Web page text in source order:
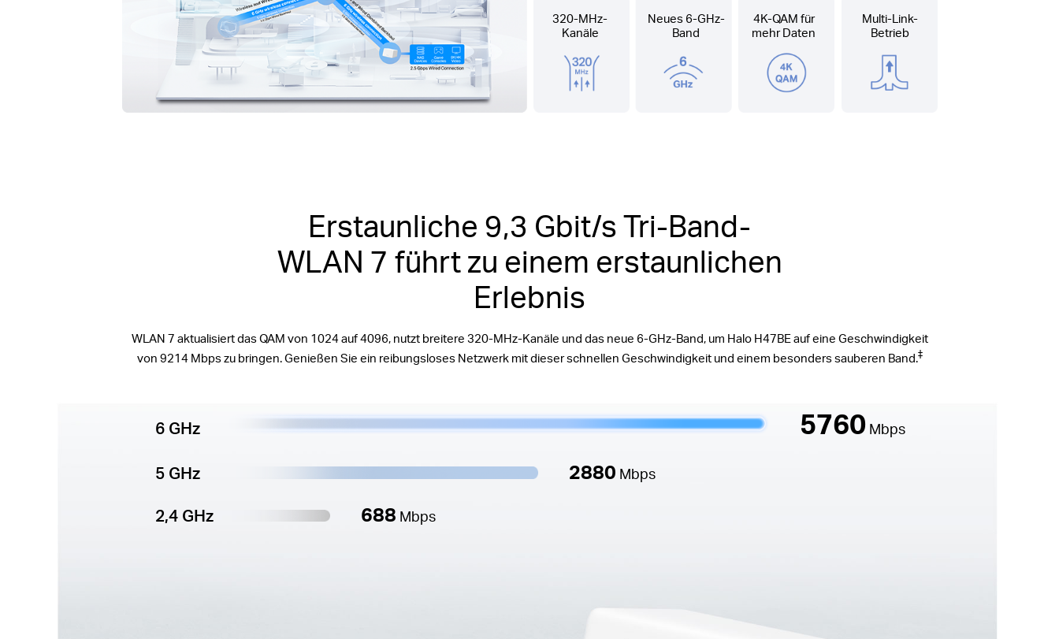
320-MHz-
Kanäle
Neues 6-GHz-
Band
4K-QAM für
mehr Daten
Multi-Link-
Betrieb
Erstaunliche 9,3 Gbit/s Tri-Band-
WLAN 7 führt zu einem erstaunlichen
Erlebnis
WLAN 7 aktualisiert das QAM von 1024 auf 4096, nutzt breitere 320-MHz-Kanäle und das neue 6-GHz-Band, um Halo H47BE auf eine Geschwindigkeit
von 9214 Mbps zu bringen. Genießen Sie ein reibungsloses Netzwerk mit dieser schnellen Geschwindigkeit und einem besonders sauberen Band.‡
6 GHz 5760Mbps
5 GHz 2880 Mbps
2,4 GHz 688 Mbps